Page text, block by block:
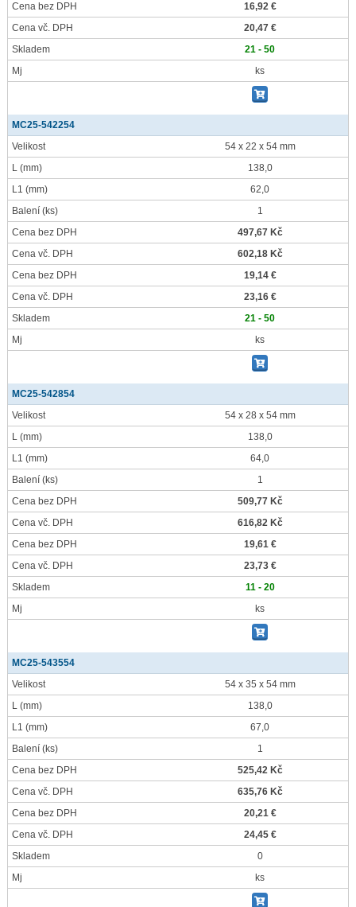
Cena bez DPH
16,92 €
Cena vč. DPH
20,47 €
Skladem
21 - 50
Mj
ks
MC25-542254
Velikost
54 x 22 x 54 mm
L (mm)
138,0
L1 (mm)
62,0
Balení (ks)
1
Cena bez DPH
497,67 Kč
Cena vč. DPH
602,18 Kč
Cena bez DPH
19,14 €
Cena vč. DPH
23,16 €
Skladem
21 - 50
Mj
ks
MC25-542854
Velikost
54 x 28 x 54 mm
L (mm)
138,0
L1 (mm)
64,0
Balení (ks)
1
Cena bez DPH
509,77 Kč
Cena vč. DPH
616,82 Kč
Cena bez DPH
19,61 €
Cena vč. DPH
23,73 €
Skladem
11 - 20
Mj
ks
MC25-543554
Velikost
54 x 35 x 54 mm
L (mm)
138,0
L1 (mm)
67,0
Balení (ks)
1
Cena bez DPH
525,42 Kč
Cena vč. DPH
635,76 Kč
Cena bez DPH
20,21 €
Cena vč. DPH
24,45 €
Skladem
0
Mj
ks